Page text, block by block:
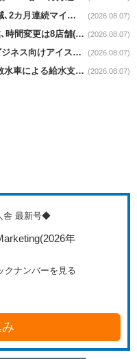
MrMax news｜7月既存店売上高1.6％減､2カ月連続マイナス (2026.08.07)
イオン九州news｜熊本地震による休業､時間変更は8店舗(8/7時点) (2026.08.07)
青山商事news｜6時間冷たさが持続｢ビジネス向けアイスベスト｣発売 (2026.08.07)
ローソンnews｜｢熊本地震｣/店舗への散水車による給水支援を開始 (2026.08.07)
舎 最新号◆
(2026年
クナンバーを見る